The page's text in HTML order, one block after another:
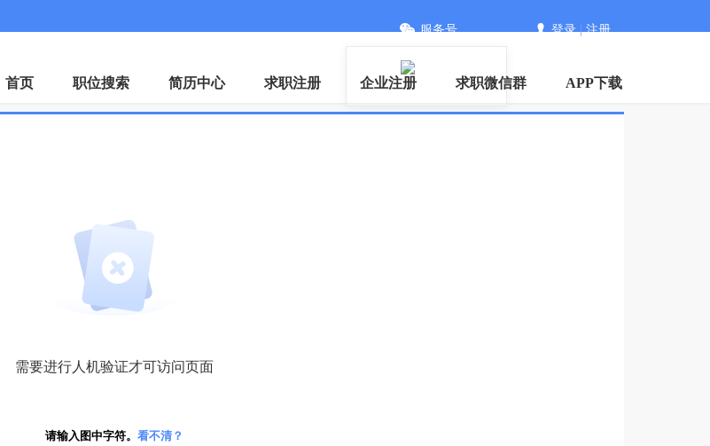
服务号 登录|注册
首页 职位搜索 简历中心 求职注册 企业注册 求职微信群 APP下载
需要进行人机验证才可访问页面
请输入图中字符。 看不清？